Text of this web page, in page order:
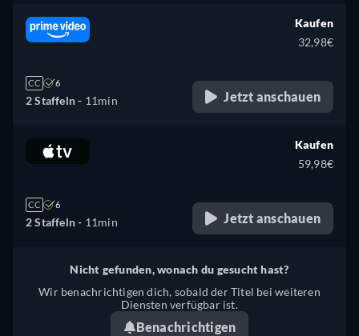
CC 6
2 Staffeln - 11min
Kaufen
32,98€
Jetzt anschauen
CC 6
2 Staffeln - 11min
Kaufen
59,98€
Jetzt anschauen
Nicht gefunden, wonach du gesucht hast?
Wir benachrichtigen dich, sobald der Titel bei weiteren
Diensten verfügbar ist.
Benachrichtigen